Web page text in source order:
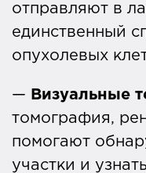
отправляют в
единственный
опухолевых
— Визуальные
томография,
помогают
участки и